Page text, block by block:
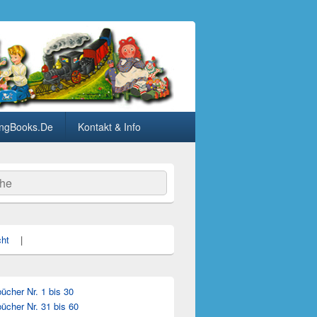
Kontakt & Info
|
Nr. 1 bis 30
Nr. 31 bis 60